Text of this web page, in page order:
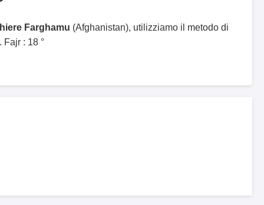
Farghamu (Afghanistan), utilizziamo il metodo di
: 18 °